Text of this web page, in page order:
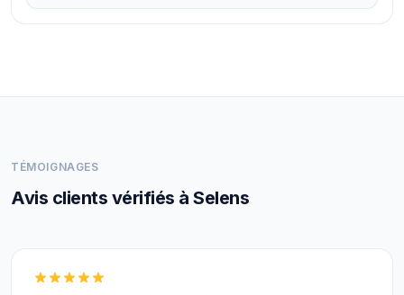
TÉMOIGNAGES
Avis clients vérifiés à Selens